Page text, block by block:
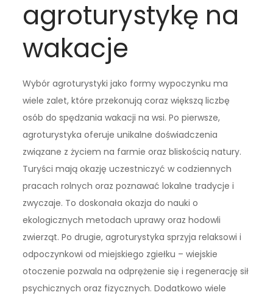
agroturystykę na
wakacje
Wybór agroturystyki jako formy wypoczynku ma
wiele zalet, które przekonują coraz większą liczbę
osób do spędzania wakacji na wsi. Po pierwsze,
agroturystyka oferuje unikalne doświadczenia
związane z życiem na farmie oraz bliskością natury.
Turyści mają okazję uczestniczyć w codziennych
pracach rolnych oraz poznawać lokalne tradycje i
zwyczaje. To doskonała okazja do nauki o
ekologicznych metodach uprawy oraz hodowli
zwierząt. Po drugie, agroturystyka sprzyja relaksowi i
odpoczynkowi od miejskiego zgiełku – wiejskie
otoczenie pozwala na odprężenie się i regenerację sił
psychicznych oraz fizycznych. Dodatkowo wiele